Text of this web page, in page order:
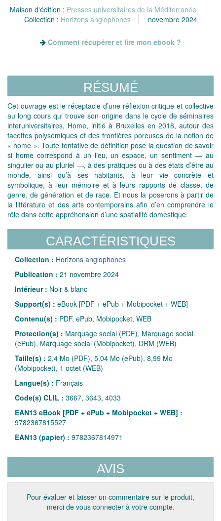
Maison d'édition : Presses universitaires de la Méditerranée
Collection : Horizons anglophones novembre 2024
Comment récupérer et lire mon ebook ?
RÉSUMÉ
Cet ouvrage est le réceptacle d’une réflexion critique et collective
au long cours qui trouve son origine dans le cycle de séminaires
interuniversitaires, Home, initié à Bruxelles en 2018, autour des
facettes polysémiques et des frontières poreuses de la notion de
« home ». Toute tentative de définition pose la question de savoir
si home correspond à un lieu, un espace, un sentiment — au
singulier ou au pluriel —, à des pratiques ou à des états d’être au
monde, ainsi qu’à ses habitants, à leur vie concrète et
symbolique, à leur mémoire et à leurs rapports de classe, de
genre, de génération et de race. Et nous la poserons à partir de
la littérature et des arts contemporains afin d’en comprendre le
rôle dans cette appréhension d’une spatialité domestique.
CARACTÉRISTIQUES
Collection : Horizons anglophones
Publication : 21 novembre 2024
Intérieur : Noir & blanc
Support(s) : eBook [PDF + ePub + Mobipocket + WEB]
Contenu(s) : PDF, ePub, Mobipocket, WEB
Protection(s) : Marquage social (PDF), Marquage social
(ePub), Marquage social (Mobipocket), DRM (WEB)
Taille(s) : 2,4 Mo (PDF), 5,04 Mo (ePub), 8,99 Mo
(Mobipocket), 1 octet (WEB)
Langue(s) : Français
Code(s) CLIL : 3667, 3643, 4033
EAN13 eBook [PDF + ePub + Mobipocket + WEB] :
9782367815527
EAN13 (papier) : 9782367814971
AVIS
Pour évaluer et laisser un commentaire sur le produit,
merci de vous connecter à votre compte.